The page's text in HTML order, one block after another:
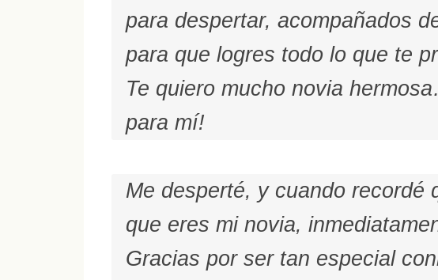
para despertar, acompañados
para que logres todo lo que te
Te quiero mucho novia
para mí!
Me desperté, y cuando recordé
que eres mi novia,
Gracias por ser tan especial